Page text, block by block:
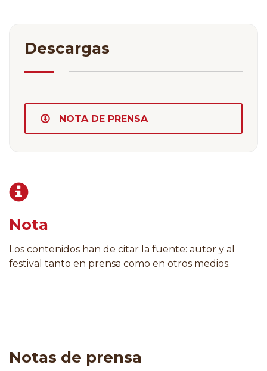
Descargas
NOTA DE PRENSA
Nota
Los contenidos han de citar la fuente: autor y al
festival tanto en prensa como en otros medios.
Notas de prensa